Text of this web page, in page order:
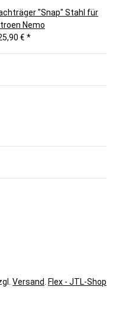
"Snap" Stahl für
Nemo
€ *
Versand Flex - JTL-Shop